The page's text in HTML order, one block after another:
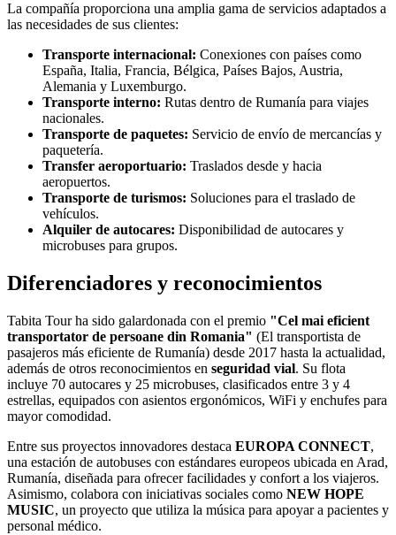
La compañía proporciona una amplia gama de servicios adaptados a
las necesidades de sus clientes:
Transporte internacional: Conexiones con países como
España, Italia, Francia, Bélgica, Países Bajos, Austria,
Alemania y Luxemburgo.
Transporte interno: Rutas dentro de Rumanía para viajes
nacionales.
Transporte de paquetes: Servicio de envío de mercancías y
paquetería.
Transfer aeroportuario: Traslados desde y hacia
aeropuertos.
Transporte de turismos: Soluciones para el traslado de
vehículos.
Alquiler de autocares: Disponibilidad de autocares y
microbuses para grupos.
Diferenciadores y reconocimientos
Tabita Tour ha sido galardonada con el premio "Cel mai eficient
transportator de persoane din Romania" (El transportista de
pasajeros más eficiente de Rumanía) desde 2017 hasta la actualidad,
además de otros reconocimientos en seguridad vial. Su flota
incluye 70 autocares y 25 microbuses, clasificados entre 3 y 4
estrellas, equipados con asientos ergonómicos, WiFi y enchufes para
mayor comodidad.
Entre sus proyectos innovadores destaca EUROPA CONNECT,
una estación de autobuses con estándares europeos ubicada en Arad,
Rumanía, diseñada para ofrecer facilidades y confort a los viajeros.
Asimismo, colabora con iniciativas sociales como NEW HOPE
MUSIC, un proyecto que utiliza la música para apoyar a pacientes y
personal médico.